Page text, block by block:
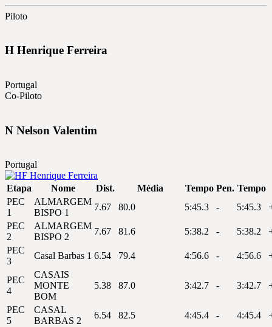
Piloto
H Henrique Ferreira
Portugal
Co-Piloto
N Nelson Valentim
Portugal
Etapa Nome Dist. Média Tempo Pen. Tempo
PEC
1
ALMARGEM
BISPO 1
7.67 80.0 5:45.3 - 5:45.3
PEC
2
ALMARGEM
BISPO 2
7.67 81.6 5:38.2 - 5:38.2
PEC
3
Casal Barbas 1 6.54 79.4 4:56.6 - 4:56.6
PEC
4
CASAIS
MONTE
BOM
5.38 87.0 3:42.7 - 3:42.7
PEC
5
CASAL
BARBAS 2
6.54 82.5 4:45.4 - 4:45.4